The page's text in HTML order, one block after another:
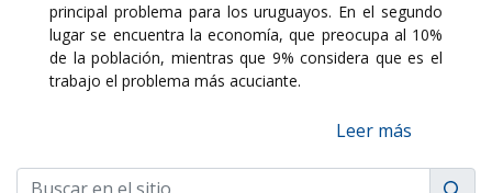
principal problema para los uruguayos. En el segundo
lugar se encuentra la economía, que preocupa al 10%
de la población, mientras que 9% considera que es el
trabajo el problema más acuciante.
Leer más